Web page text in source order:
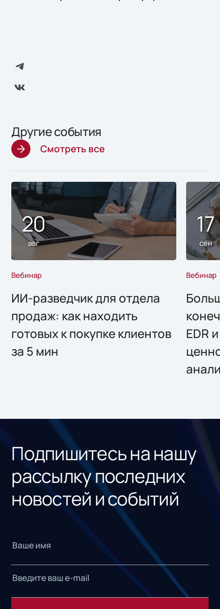
Другие события
Смотреть все
20
авг
Вебинар
ИИ-разведчик для отдела
продаж: как находить
готовых к покупке клиентов
за 5 мин
17
сен
Вебинар
EDR
Подпишитесь на нашу
рассылку последних
новостей и событий